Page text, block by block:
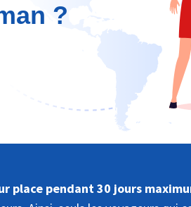
?
place pendant 30 jours